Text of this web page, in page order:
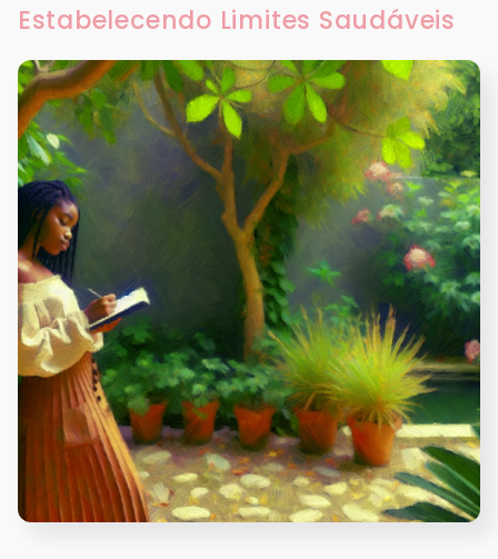
Estabelecendo Limites Saudáveis